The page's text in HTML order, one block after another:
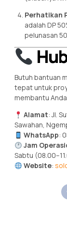
Perhatikan
adalah DP
pelunasan
Butuh bantuan
tepat untuk
membantu
Alamat: Jl.
Sawahan,
WhatsApp:
Jam
Sabtu
Website: